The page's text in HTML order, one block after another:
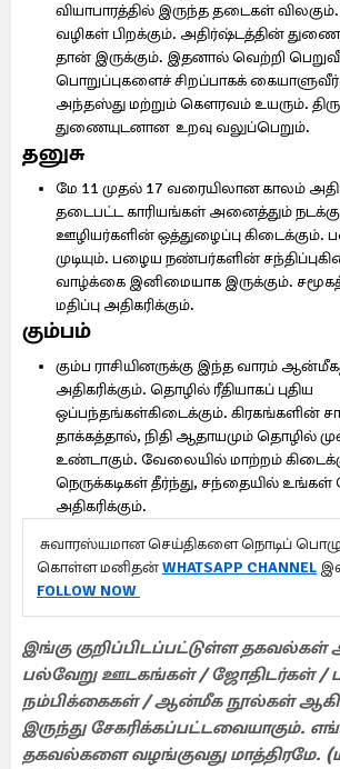
வியாபாரத்தில் இருந்த தடைகள் விலகும்.
வழிகள் பிறக்கும். அதிர்ஷ்டத்தின்
தான் இருக்கும். இதனால் வெற்றி
பொறுப்புகளைச் சிறப்பாகக்
அந்தஸ்து மற்றும் கௌரவம் உயரும்.
துணையுடனான உறவு வலுப்பெறும்.
தனுசு
மே 11 முதல் 17 வரையிலான காலம்
தடைபட்ட காரியங்கள் அனைத்தும்
ஊழியர்களின் ஒத்துழைப்பு
முடியும். பழைய நண்பர்களின்
வாழ்க்கை இனிமையாக இருக்கும்.
மதிப்பு அதிகரிக்கும்.
கும்பம்
கும்ப ராசியினருக்கு இந்த வாரம்
அதிகரிக்கும். தொழில் ரீதியாகப் புதிய
ஒப்பந்தங்கள்கிடைக்கும். கிரகங்களின்
தாக்கத்தால், நிதி ஆதாயமும் தொழில்
உண்டாகும். வேலையில் மாற்றம்
நெருக்கடிகள் தீர்ந்து, சந்தையில் உங்கள்
அதிகரிக்கும்.
சுவாரஸ்யமான செய்திகளை நொடிப்
கொள்ள மனிதன்WHATSAPP CHANNEL
FOLLOW NOW
இங்கு குறிப்பிடப்பட்டுள்ள
பல்வேறு ஊடகங்கள் / ஜோதிடர்கள் /
நம்பிக்கைகள் / ஆன்மீக நூல்கள்
இருந்து சேகரிக்கப்பட்டவையாகும்.
தகவல்களை வழங்குவது மாத்திரமே.